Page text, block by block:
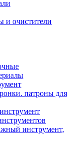
очистители
патроны для
инструмент,